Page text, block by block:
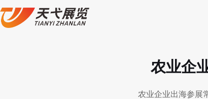
农业企
农业企业出海参展